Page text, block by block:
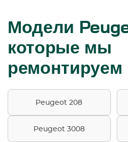
Модели
которые мы
ремонтируем
Peugeot 208
Peugeot 3008